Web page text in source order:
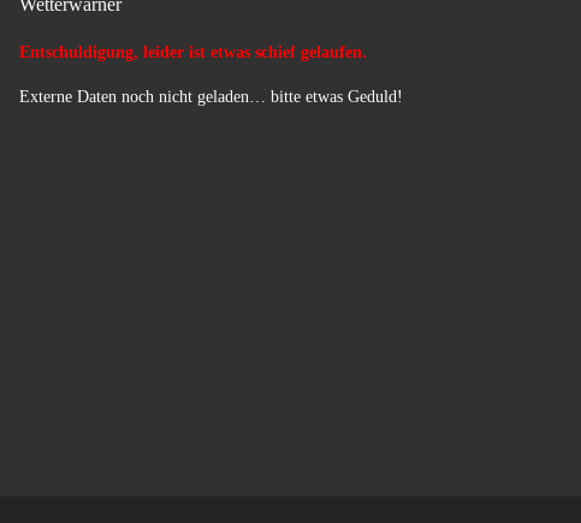
Wetterwarner
Entschuldigung, leider ist etwas schief gelaufen.
Externe Daten noch nicht geladen… bitte etwas Geduld!